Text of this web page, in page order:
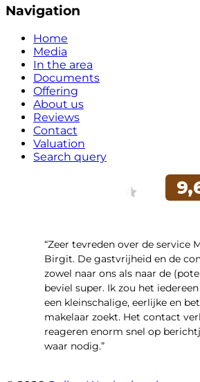
Navigation
Home
Media
In the area
Documents
Offering
About us
Reviews
Contact
Valuation
Search query
“Zeer tevreden over de service
Birgit. De gastvrijheid en de
zowel naar ons als naar de
beviel super. Ik zou het
een kleinschalige, eerlijke en
makelaar zoekt. Het contact
reageren enorm snel op
waar nodig.”